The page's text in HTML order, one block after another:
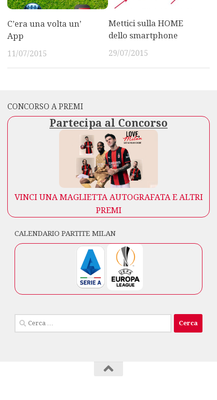
C’era una volta un’
App
11/07/2015
Mettici sulla HOME
dello smartphone
29/07/2015
CONCORSO A PREMI
Partecipa al Concorso
VINCI UNA MAGLIETTA AUTOGRAFATA E ALTRI
PREMI
CALENDARIO PARTITE MILAN
Ricerca
per: